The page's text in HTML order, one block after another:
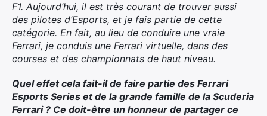
F1. Aujourd’hui, il est très courant de trouver aussi
des pilotes d’Esports, et je fais partie de cette
catégorie. En fait, au lieu de conduire une vraie
Ferrari, je conduis une Ferrari virtuelle, dans des
courses et des championnats de haut niveau.
Quel effet cela fait-il de faire partie des Ferrari
Esports Series et de la grande famille de la Scuderia
Ferrari ? Ce doit-être un honneur de partager ce